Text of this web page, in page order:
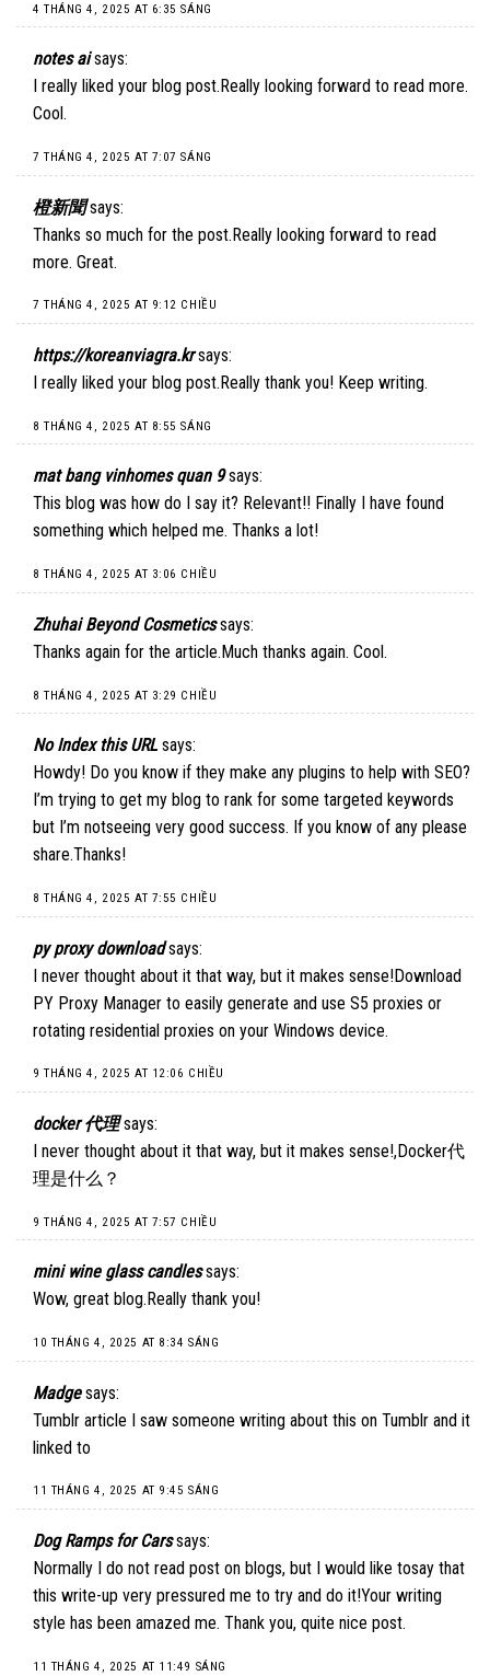
4 THÁNG 4, 2025 AT 6:35 SÁNG
notes ai says:
I really liked your blog post.Really looking forward to read more.
Cool.
7 THÁNG 4, 2025 AT 7:07 SÁNG
橙新聞 says:
Thanks so much for the post.Really looking forward to read
more. Great.
7 THÁNG 4, 2025 AT 9:12 CHIỀU
https://koreanviagra.kr says:
I really liked your blog post.Really thank you! Keep writing.
8 THÁNG 4, 2025 AT 8:55 SÁNG
mat bang vinhomes quan 9 says:
This blog was how do I say it? Relevant!! Finally I have found
something which helped me. Thanks a lot!
8 THÁNG 4, 2025 AT 3:06 CHIỀU
Zhuhai Beyond Cosmetics says:
Thanks again for the article.Much thanks again. Cool.
8 THÁNG 4, 2025 AT 3:29 CHIỀU
No Index this URL says:
Howdy! Do you know if they make any plugins to help with SEO?
I’m trying to get my blog to rank for some targeted keywords
but I’m notseeing very good success. If you know of any please
share.Thanks!
8 THÁNG 4, 2025 AT 7:55 CHIỀU
py proxy download says:
I never thought about it that way, but it makes sense!Download
PY Proxy Manager to easily generate and use S5 proxies or
rotating residential proxies on your Windows device.
9 THÁNG 4, 2025 AT 12:06 CHIỀU
docker 代理 says:
I never thought about it that way, but it makes sense!,Docker代
理是什么 ？
9 THÁNG 4, 2025 AT 7:57 CHIỀU
mini wine glass candles says:
Wow, great blog.Really thank you!
10 THÁNG 4, 2025 AT 8:34 SÁNG
Madge says:
Tumblr article I saw someone writing about this on Tumblr and it
linked to
11 THÁNG 4, 2025 AT 9:45 SÁNG
Dog Ramps for Cars says:
Normally I do not read post on blogs, but I would like tosay that
this write-up very pressured me to try and do it!Your writing
style has been amazed me. Thank you, quite nice post.
11 THÁNG 4, 2025 AT 11:49 SÁNG